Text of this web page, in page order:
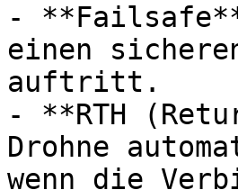
-
einen
auftritt.
- **RTH
Drohne
wenn die